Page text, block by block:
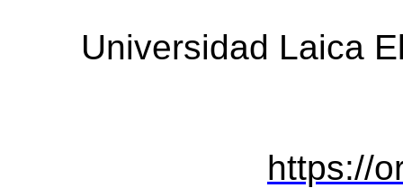
Universidad Laica
https://